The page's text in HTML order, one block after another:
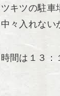
キツの駐車
々入れない
間は１３：